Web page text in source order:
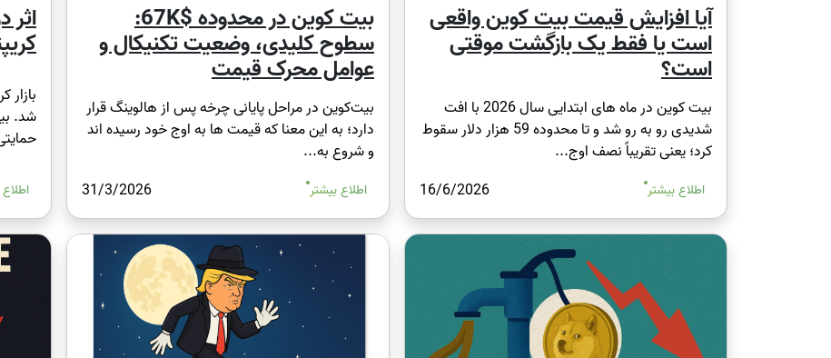
آیا افزایش قیمت بیت کوین واقعی
است یا فقط یک بازگشت موقتی
است؟
بیت کوین در ماه های ابتدایی سال 2026 با افت
شدیدی رو به رو شد و تا محدوده 59 هزار دلار سقوط
کرد؛ یعنی تقریباً نصف اوج...
اطلاع بیشتر 16/6/2026
بیت‌ کوین در محدوده $67K:
سطوح کلیدی، وضعیت تکنیکال و
عوامل محرک قیمت
بیت‌کوین در مراحل پایانی چرخه پس از هالوینگ قرار
دارد؛ به این معنا که قیمت‌ ها به اوج خود رسیده‌ اند
و شروع به...
اطلاع بیشتر 31/3/2026
شد.